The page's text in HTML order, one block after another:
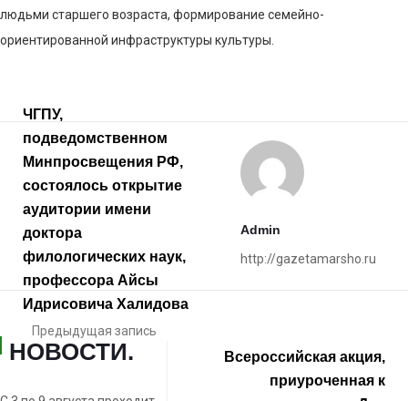
людьми старшего возраста, формирование семейно-
ориентированной инфраструктуры культуры.
ЧГПУ,
подведомственном
Минпросвещения РФ,
состоялось открытие
аудитории имени
доктора
филологических наук,
профессора Айсы
Идрисовича Халидова
Предыдущая запись
Всероссийская акция,
приуроченная к
Admin
http://gazetamarsho.ru
НОВОСТИ.